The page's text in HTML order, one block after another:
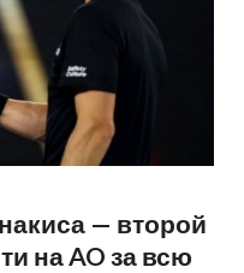
— второй
на AO за всю